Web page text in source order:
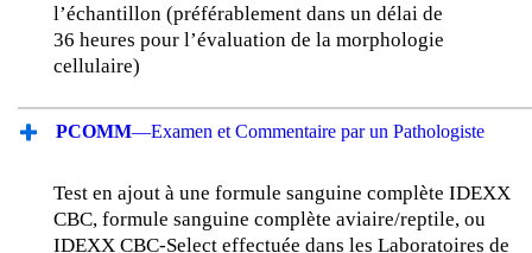
l’échantillon (préférablement dans un délai de
36 heures pour l’évaluation de la morphologie
cellulaire)
PCOMM—Examen et Commentaire par un Pathologiste
Test en ajout à une formule sanguine complète IDEXX
CBC, formule sanguine complète aviaire/reptile, ou
IDEXX CBC-Select effectuée dans les Laboratoires de